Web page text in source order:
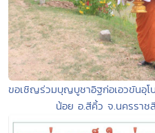
ขอเชิญร่วมบุญบูชาอิฐก่อเอวขันอุ
น้อย อ.สีคิ้ว จ.นครราช